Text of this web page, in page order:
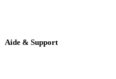
Aide & Support